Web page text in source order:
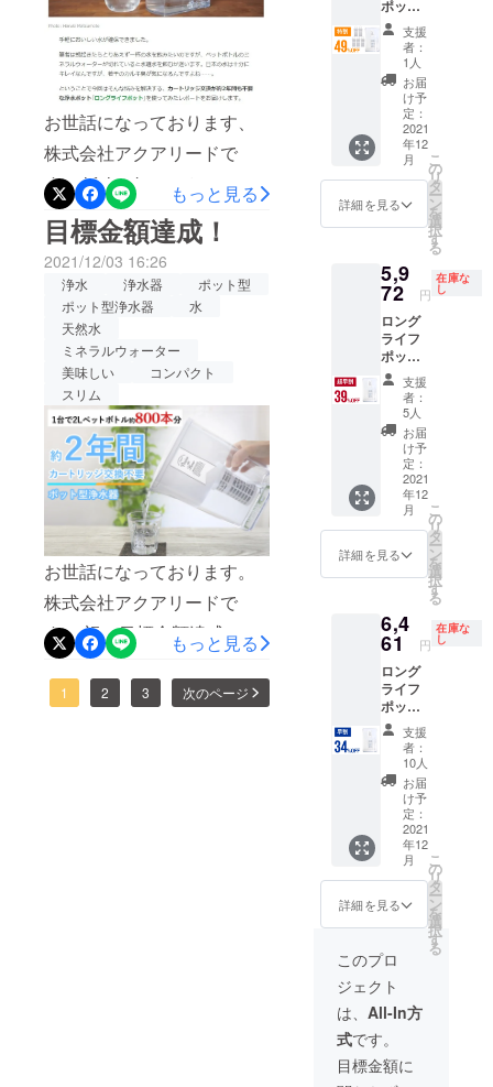
の方もそうでない方も、ぜ
ひ一度ページをご覧いただ
けますと幸いです。なにか
ご質問、ご不明点などござ
いましたら、お問い合わせ
よりどうぞお気軽におたず
ねくださいませ。よろしく
お願いいたします！
お世話になっております、
株式会社アクアリードで
す。 lifehackerにて、ロング
ライフポットを実際に使っ
た様子を記事にしていただ
きました！！ 実際の使用風
景を動画とともに分かりや
すくご紹介いただいており
ます。わたくしどもも嬉し
いです。ご検討中の方もそ
うでない方も、よければ以
下リンクからぜひぜひご覧
いただけますと幸いです。
https://www.lifehacker.jp/202
1/12/machi-ya-water-long-
life-pot-review.html ご質問等
もお問合せフォームよりお
応えしておりますので、ご
支援前になにか気になるこ
となどございましたら、ど
もっと見る
目標金額達成！
2021/12/03 16:26
浄水 浄水器
ポット型
ポット型浄水器
水
天然水
ミネラルウォーター
美味しい
コンパクト
スリム
お世話になっております。
株式会社アクアリードで
す。 祝！目標金額達成。応
援購入をくださったサポー
ターの皆様、誠にありがと
もっと見る
1 2 3 次のページ
一般販
売を予
定。 ※
税込
み、送
料込の
価格と
なりま
す。
ポット
×1 交換
カート
リッジ
×5 一般
販売予
定価格
36,190
（税・
送料込
み）の
49％OF
F 2022
旬頃か
ら、各
ECサイ
ト/自社
HP等で
一般販
売を予
定。 ※
税込
み、送
料込の
価格と
なりま
す。
支援
者：
1人
お届
け予
定：
2021
年12
月
詳細を見る
こ
の
リ
タ
ー
ン
を
選
択
す
る
5,9
72 円
在庫な
し
ロング
ライフ
ポット
×1 一般
販売予
定価格
9,790円
（税・
送料込
み）の
39％OF
F 2022
年1月下
旬頃か
ら、各
ECサイ
HP等で
一般販
売を予
定。 ※
税込
み、送
料込の
価格と
なりま
す。
支援
者：
5人
お届
け予
定：
2021
年12
月
詳細を見る
こ
の
リ
タ
ー
ン
を
選
択
す
る
6,4
61 円
在庫な
し
ロング
ライフ
ポット
×1 一般
販売予
定価格
9,790円
（税・
送料込
み）の
34％OF
F 2022
年1月下
旬頃か
ら、各
ECサイ
ト/自社
HP等で
一般販
売を予
定。 ※
税込
み、送
料込の
支援
者：
10人
お届
け予
定：
2021
年12
月
詳細を見る
こ
の
リ
タ
ー
ン
を
選
択
す
る
このプロ
ジェクト
は、 All-In方
式です。
目標金額に